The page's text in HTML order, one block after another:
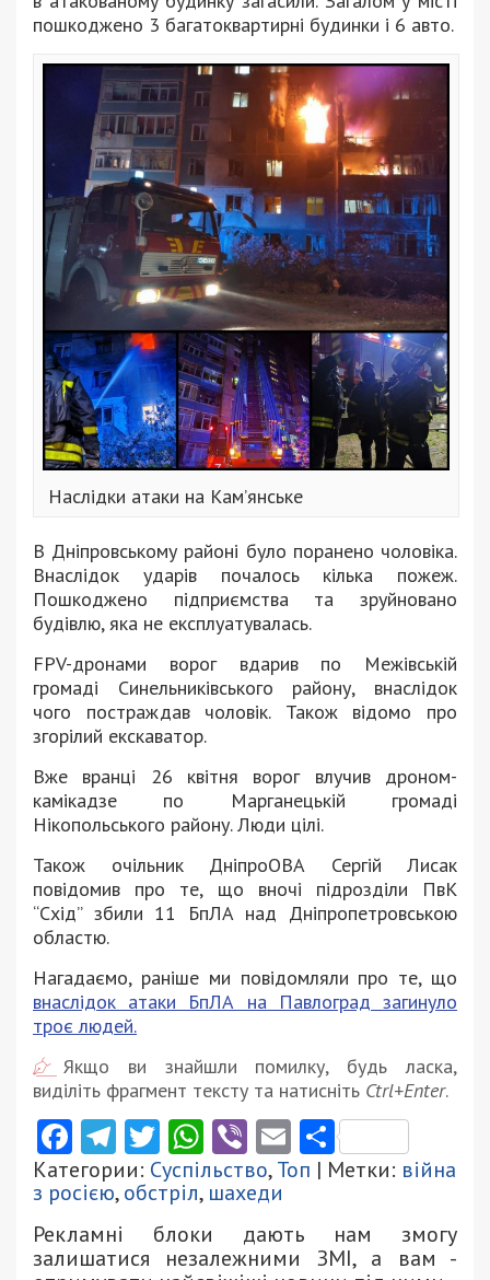
пошкоджено 3 багатоквартирні будинки і 6 авто.
Наслідки атаки на Кам’янське
В Дніпровському районі було поранено чоловіка.
Внаслідок ударів почалось кілька пожеж.
Пошкоджено підприємства та зруйновано
будівлю, яка не експлуатувалась.
FPV-дронами ворог вдарив по Межівській
громаді Синельниківського району, внаслідок
чого постраждав чоловік. Також відомо про
згорілий екскаватор.
Вже вранці 26 квітня ворог влучив дроном-
камікадзе по Марганецькій громаді
Нікопольського району. Люди цілі.
Також очільник ДніпроОВА Сергій Лисак
повідомив про те, що вночі підрозділи ПвК
“Схід” збили 11 БпЛА над Дніпропетровською
областю.
Нагадаємо, раніше ми повідомляли про те, що
внаслідок атаки БпЛА на Павлоград загинуло
троє людей.
Якщо ви знайшли помилку, будь ласка,
виділіть фрагмент тексту та натисніть Ctrl+Enter.
Facebook
Telegram
Twitter
WhatsApp
ViberEmail
Категории: Суспільство,Топ | Метки: війна
з росією,обстріл, шахеди
Рекламні блоки дають нам змогу
залишатися незалежними ЗМІ, а вам -